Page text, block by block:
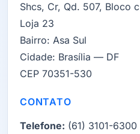
Shcs, Cr, Qd. 507, Bloco c
Loja 23
Bairro: Asa Sul
Cidade: Brasília — DF
CEP 70351-530
CONTATO
Telefone: (61) 3101-6300